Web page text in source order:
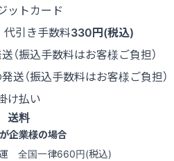
ットカード
引き手数料330円(税込)
（振込手数料はお客様ご負担）
送（振込手数料はお客様ご負担）
け払い
送料
企業様の場合
運 全国一律660円(税込)